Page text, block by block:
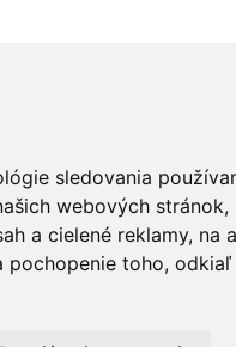
sledovania
webových stránok,
a cielené reklamy, na
pochopenie toho, odkiaľ